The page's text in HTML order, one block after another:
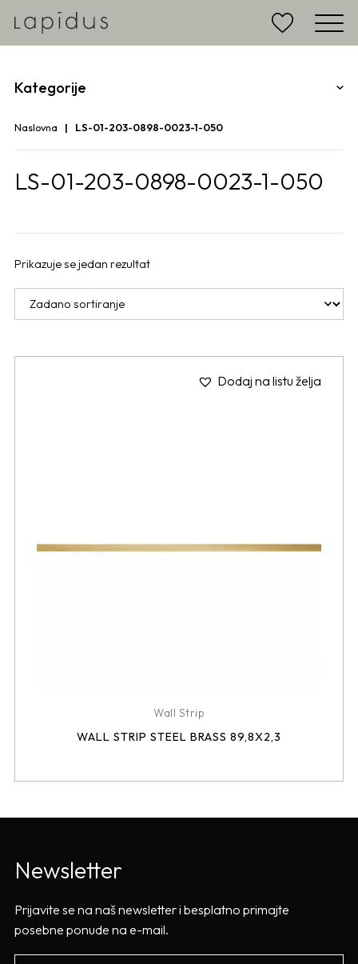
Kategorije
Naslovna LS-01-203-0898-0023-1-050
LS-01-203-0898-0023-1-050
Prikazuje se jedan rezultat
Dodaj na listu želja
Wall Strip
WALL STRIP STEEL BRASS 89,8X2,3
Newsletter
Prijavite se na naš newsletter i besplatno primajte
posebne ponude na e-mail.